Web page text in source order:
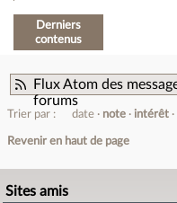
Derniers
contenus
Flux Atom des
forums
Trier par : date note intérêt
Revenir en haut de page
Sites amis